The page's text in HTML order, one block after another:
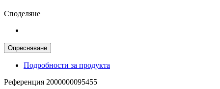
Споделяне
Подробности за продукта
Референция 2000000095455